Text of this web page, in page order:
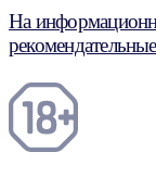
На